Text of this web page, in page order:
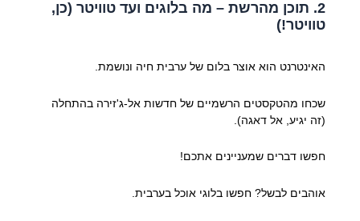
2. תוכן מהרשת – מה בלוגים ועד טוויטר (כן,
טוויטר!)
האינטרנט הוא אוצר בלום של ערבית חיה ונושמת.
שכחו מהטקסטים הרשמיים של חדשות אל-ג'זירה בהתחלה
(זה יגיע, אל דאגה).
חפשו דברים שמעניינים אתכם!
אוהבים לבשל? חפשו בלוגי אוכל בערבית.